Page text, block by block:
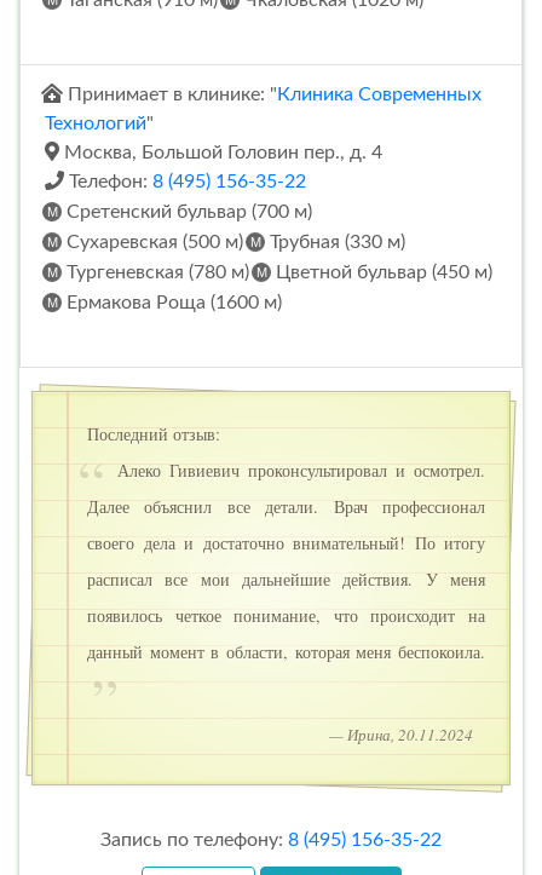
Принимает в клинике: " Клиника Современных
Технологий"
Москва, Большой Головин пер., д. 4
Телефон: 8 (495) 156-35-22
Сретенский бульвар (700 м)
Сухаревская (500 м)
Трубная (330 м)
Тургеневская (780 м)
Цветной бульвар (450 м)
Ермакова Роща (1600 м)
Последний отзыв:
Алеко Гивиевич проконсультировал и осмотрел.
Далее объяснил все детали. Врач профессионал
своего дела и достаточно внимательный! По итогу
расписал все мои дальнейшие действия. У меня
появилось четкое понимание, что происходит на
данный момент в области, которая меня беспокоила.
— Ирина, 20.11.2024
Запись по телефону: 8 (495) 156-35-22